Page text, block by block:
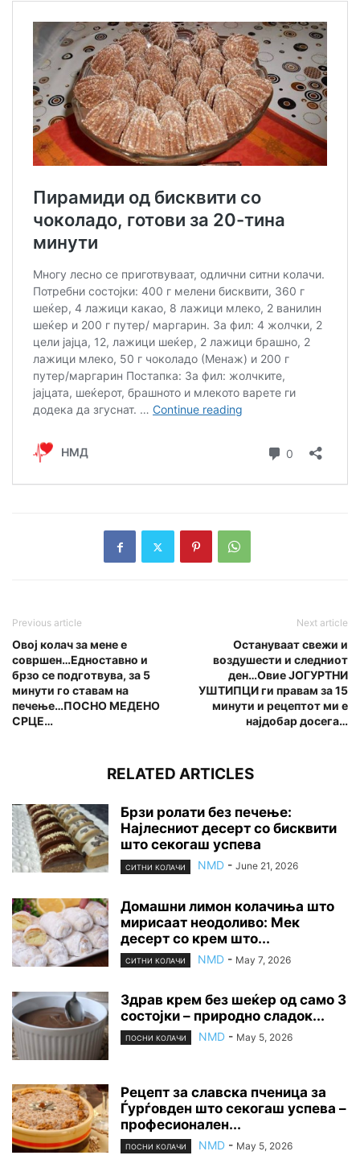
Previous article
Овој колач за мене е
совршен…Едноставно и
брзо се подготвува, за 5
минути го ставам на
печење…ПОСНО МЕДЕНО
СРЦЕ…
Next article
Остануваат свежи и
воздушести и следниот
ден…Овие ЈОГУРТНИ
УШТИПЦИ ги правам за 15
минути и рецептот ми е
најдобар досега…
RELATED ARTICLES
Брзи ролати без печење:
Најлесниот десерт со бисквити
што секогаш успева
СИТНИ КОЛАЧИ NMD - June 21, 2026
Домашни лимон колачиња што
мирисаат неодоливо: Мек
десерт со крем што...
СИТНИ КОЛАЧИ NMD - May 7, 2026
Здрав крем без шеќер од само 3
состојки – природно сладок...
ПОСНИ КОЛАЧИ NMD - May 5, 2026
Рецепт за славска пченица за
Ѓурѓовден што секогаш успева –
професионален...
ПОСНИ КОЛАЧИ NMD - May 5, 2026